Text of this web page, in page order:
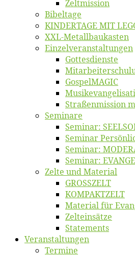
Zelt­mis­si­on
Bi­bel­ta­ge
KINDERTAGE MIT
XXL-Me­­tal­l­­bau­­kas­­ten
Einzelver­an­stal­tungen
Got­tes­diens­te
Gos­pel­MA­GIC
Straßenmis­sion
Se­mi­na­re
Se­mi­nar:
Se­mi­nar
Se­mi­nar:
Se­mi­nar:
Zel­te und Material
GROSSZELT
KOMPAKTZELT
Ma­te­ri­al für
Zelt­ein­sät­ze
State­ments
Ver­an­stal­tun­gen
Ter­mi­ne